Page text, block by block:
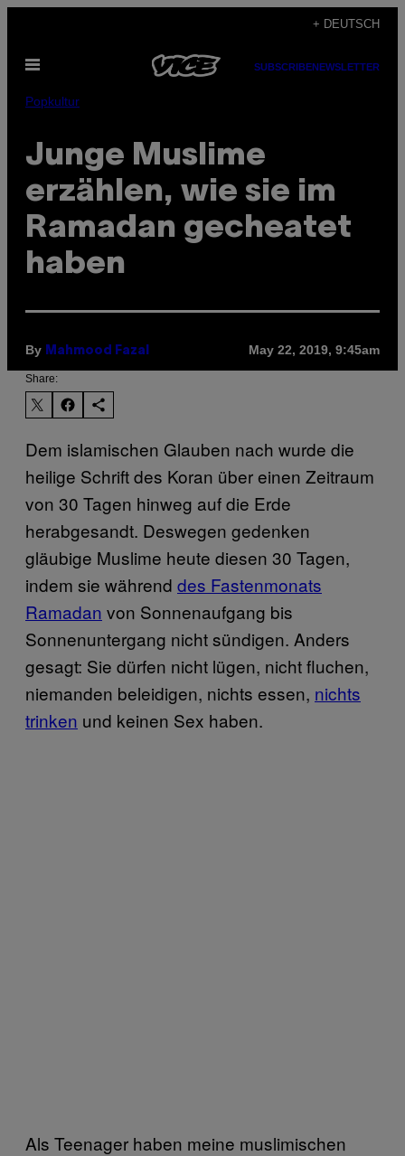
content
+ DEUTSCH
Open
SUBSCRIBENEWSLETTER
Popkultur
Junge Muslime
erzählen, wie sie im
Ramadan gecheatet
haben
By Mahmood Fazal May 22, 2019, 9:45am
Share:
Dem islamischen Glauben nach wurde die
heilige Schrift des Koran über einen Zeitraum
von 30 Tagen hinweg auf die Erde
herabgesandt. Deswegen gedenken
gläubige Muslime heute diesen 30 Tagen,
indem sie während des Fastenmonats
Ramadan von Sonnenaufgang bis
Sonnenuntergang nicht sündigen. Anders
gesagt: Sie dürfen nicht lügen, nicht fluchen,
niemanden beleidigen, nichts essen, nichts
trinken und keinen Sex haben.
Als Teenager haben meine muslimischen